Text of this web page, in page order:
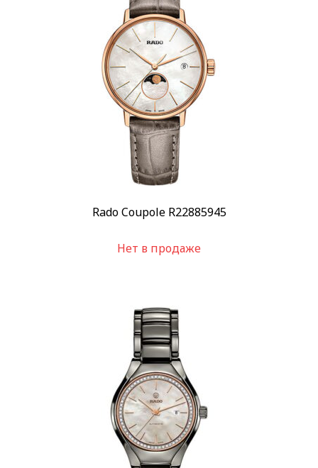
Rado Coupole R22885945
Нет в продаже